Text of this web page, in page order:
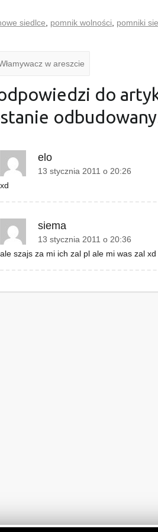
siedlce pomnik wolności pomniki
w areszcie
do
elo
13 stycznia 2011 o 20:26
xd
siema
13 stycznia 2011 o 20:36
ale szajs za mi ich zal pl ale mi was zal